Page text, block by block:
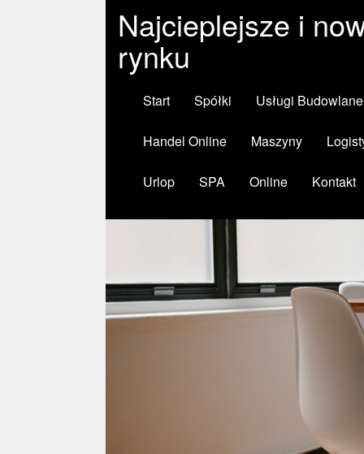
Najcieplejsze i
rynku
Start Spółki Usługi Budowlane
Handel Online Maszyny
Urlop SPA Online Kontakt